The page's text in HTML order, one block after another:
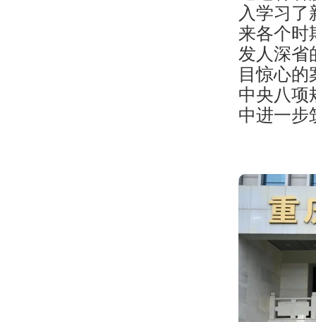
入学习
来各个时
发人深省
目惊心
中央八项
中进一步